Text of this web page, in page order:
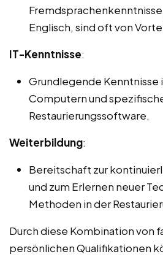
Englisch, sind oft von
IT-Kenntnisse:
Grundlegende Kenntnisse
Computern und
Restaurierungssoftware.
Weiterbildung:
Bereitschaft zur
und zum Erlernen neuer
Methoden in der
Durch diese Kombination von
persönlichen Qualifikationen